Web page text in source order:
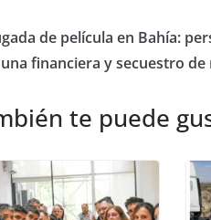
de película en Bahía:
financiera y secuestro de
te puede